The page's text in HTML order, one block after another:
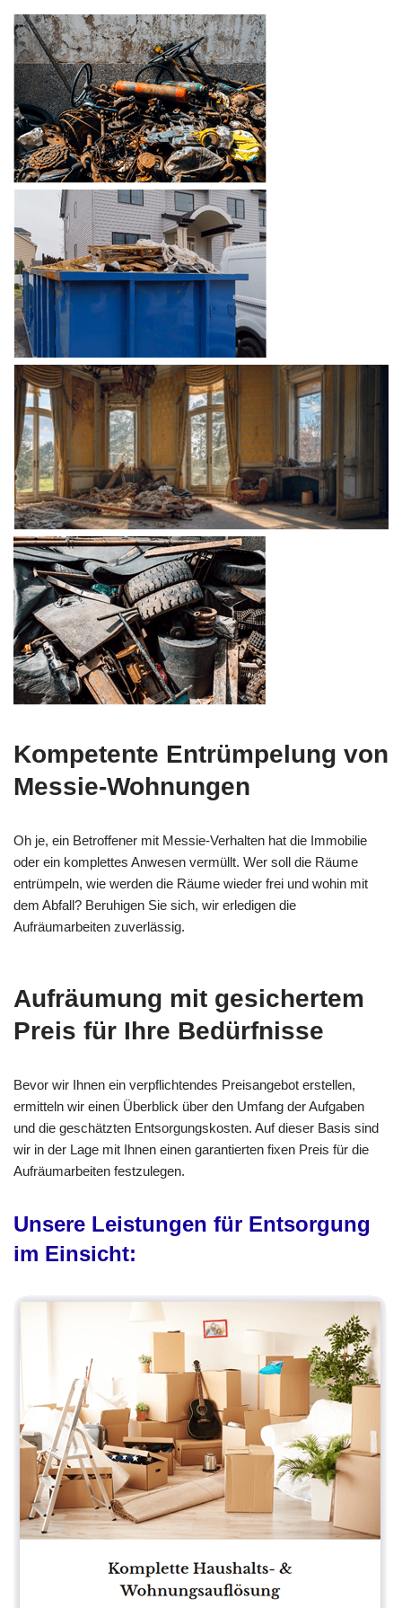
Kompetente Entrümpelung von
Messie-Wohnungen
Oh je, ein Betroffener mit Messie-Verhalten hat die Immobilie
oder ein komplettes Anwesen vermüllt. Wer soll die Räume
entrümpeln, wie werden die Räume wieder frei und wohin mit
dem Abfall? Beruhigen Sie sich, wir erledigen die
Aufräumarbeiten zuverlässig.
Aufräumung mit gesichertem
Preis für Ihre Bedürfnisse
Bevor wir Ihnen ein verpflichtendes Preisangebot erstellen,
ermitteln wir einen Überblick über den Umfang der Aufgaben
und die geschätzten Entsorgungskosten. Auf dieser Basis sind
wir in der Lage mit Ihnen einen garantierten fixen Preis für die
Aufräumarbeiten festzulegen.
Unsere Leistungen für Entsorgung
im Einsicht: